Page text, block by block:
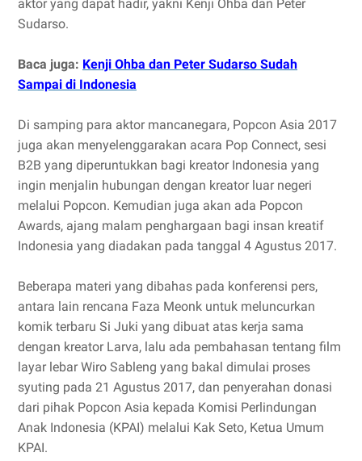
aktor yang dapat hadir, yakni Kenji Ohba dan Peter
Sudarso.
Baca juga: Kenji Ohba dan Peter Sudarso Sudah
Sampai di Indonesia
Di samping para aktor mancanegara, Popcon Asia 2017
juga akan menyelenggarakan acara Pop Connect, sesi
B2B yang diperuntukkan bagi kreator Indonesia yang
ingin menjalin hubungan dengan kreator luar negeri
melalui Popcon. Kemudian juga akan ada Popcon
Awards, ajang malam penghargaan bagi insan kreatif
Indonesia yang diadakan pada tanggal 4 Agustus 2017.
Beberapa materi yang dibahas pada konferensi pers,
antara lain rencana Faza Meonk untuk meluncurkan
komik terbaru Si Juki yang dibuat atas kerja sama
dengan kreator Larva, lalu ada pembahasan tentang film
layar lebar Wiro Sableng yang bakal dimulai proses
syuting pada 21 Agustus 2017, dan penyerahan donasi
dari pihak Popcon Asia kepada Komisi Perlindungan
Anak Indonesia (KPAI) melalui Kak Seto, Ketua Umum
KPAI.